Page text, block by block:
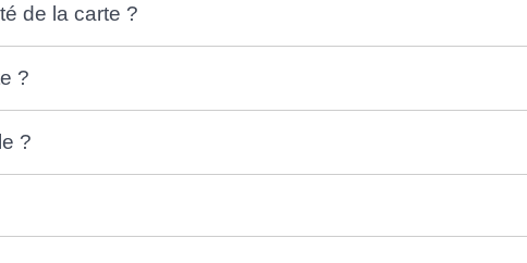
de la carte ?
?
?